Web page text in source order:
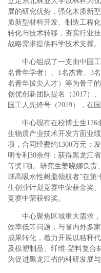
展的研究优势，强化木质新
质新型材料开发、制造工程
转化与技术转移，夯实行业
战略需求提供科学技术支撑。
中心组成了一支由中国
名青年学者）、1名杰青、3
名青年拔尖人才）等为骨干
创优创新团队提名（2017）
国工人先锋号（2019），在
中心现有在校博士生126
生物质产业技术开发方面业
项，合同经费约1300万元；
明专利30余件；获得黑龙江
等奖1项。研究生姜晓娜负
球高吸水性树脂领航者”在第
生创业计划竞赛中荣获金奖
竞赛中荣获银奖。
中心聚焦区域重大需求
效率低等问题，与省内外多
成果转化，着力开展以秸秆
及模塑制品、纤维-塑料复合
为促进黑龙江省的科研发展